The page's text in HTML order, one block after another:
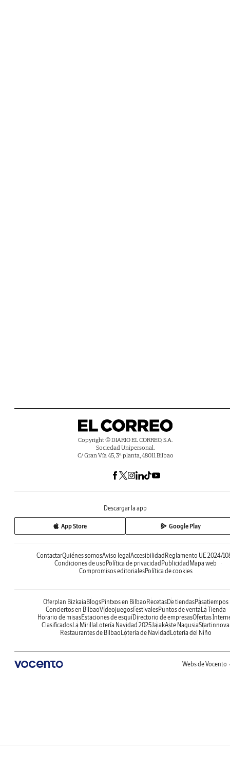
Copyright © DIARIO EL CORREO, S.A.
Sociedad Unipersonal.
C/ Gran Vía 45, 3ª planta, 48011 Bilbao
Descargar la app
App Store Google Play
ContactarQuiénes somosAviso legal Accesibilidad Reglamento UE 2024/
Condiciones de uso Política de privacidad Publicidad Mapa web
Compromisos editorialesPolítica de cookies
Oferplan Bizkaia BlogsPintxos en Bilbao RecetasDe tiendasPasatiempos
Conciertos en BilbaoVideojuegosFestivalesPuntos de venta La Tienda
Horario de misasEstaciones de esquíDirectorio de empresasOfertas
ClasificadosLa Mirilla Lotería Navidad 2025JaiakAste NagusiaStartinnova
Restaurantes de Bilbao Lotería de Navidad Lotería del Niño
Webs de Vocento